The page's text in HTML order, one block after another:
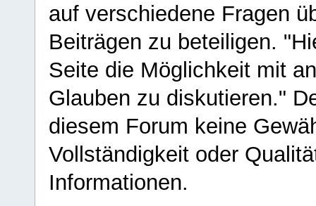
auf verschiedene Fragen
Beiträgen zu beteiligen.
Seite die Möglichkeit mit
Glauben zu diskutieren."
diesem Forum keine
Vollständigkeit oder
Informationen.